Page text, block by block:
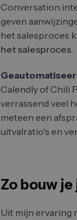
Conversation
geven
het salesproces
het salesproces.
Calendly of Chili
verrassend veel
meteen een
uitvalratio's en
Zo bouw
Uit mijn ervaring